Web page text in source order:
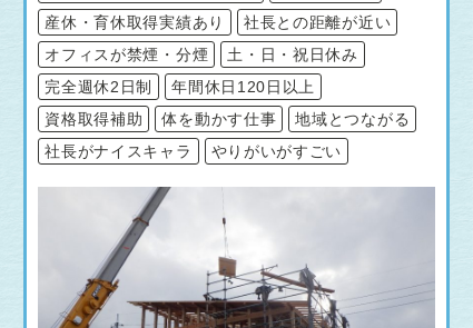
産休・育休取得実績あり
社長との距離が近い
オフィスが禁煙・分煙
土・日・祝日休み
完全週休2日制
年間休日120日以上
資格取得補助
体を動かす仕事
地域とつながる
社長がナイスキャラ
やりがいがすごい